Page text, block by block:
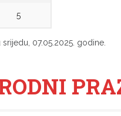
5
07.05.2025. godine.